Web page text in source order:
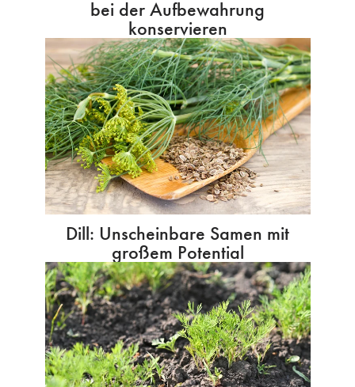
bei der Aufbewahrung
konservieren
Dill: Unscheinbare Samen mit
großem Potential